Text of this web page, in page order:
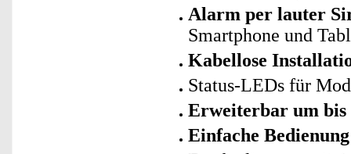
Alarm per lauter
Smartphone und
Kabellose
Status-LEDs für
Erweiterbar um bis
Einfache Bedienung